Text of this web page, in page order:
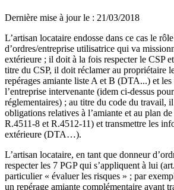
Dernière mise à jour le : 21/03/2018
L’artisan locataire endosse dans ce cas le
d’ordres/entreprise utilisatrice qui va
extérieure ; il doit à la fois respecter le CSP
titre du CSP, il doit réclamer au propriétaire
repérages amiante liste A et B (DTA...) et les
l’entreprise intervenante (idem ci-dessus
réglementaires) ; au titre du code du travail,
obligations relatives à l’amiante et au plan
R.4511-8 et R.4512-11) et transmettre les
extérieure (DTA…).
L’artisan locataire, en tant que donneur
respecter les 7 PGP qui s’appliquent à lui
particulier « évaluer les risques » ; par
un repérage amiante complémentaire avant